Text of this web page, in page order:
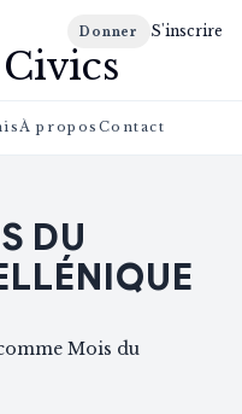
Donner S'inscrire
À propos Contact
DU
Mois du